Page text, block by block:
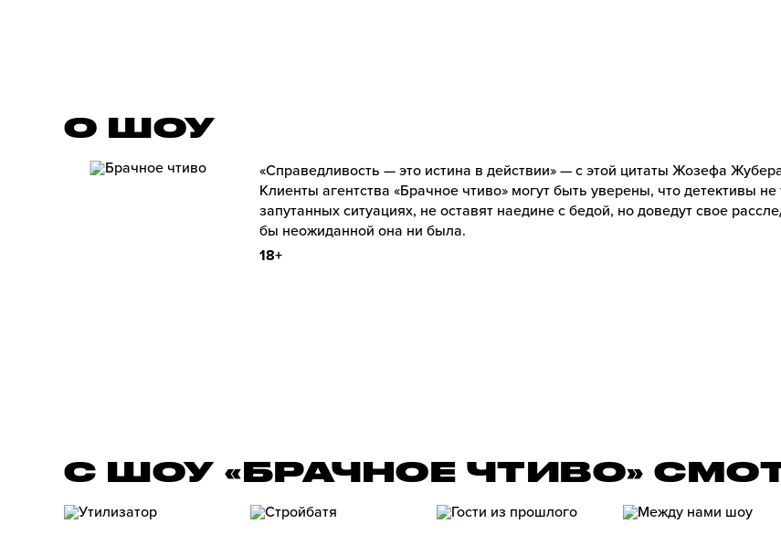
О ШОУ
«Справедливость — это истина в действии» — с этой цитаты Жозефа
Клиенты агентства «Брачное чтиво» могут быть уверены, что детективы
запутанных ситуациях, не оставят наедине с бедой, но доведут свое
бы неожиданной она ни была.
18+
С ШОУ «БРАЧНОЕ ЧТИВО»